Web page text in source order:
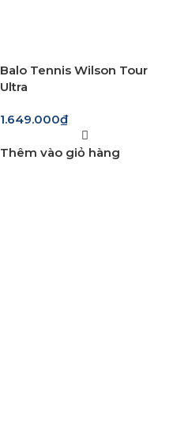
Balo Tennis Wilson Tour
Ultra
1.649.000₫
Thêm vào giỏ hàng